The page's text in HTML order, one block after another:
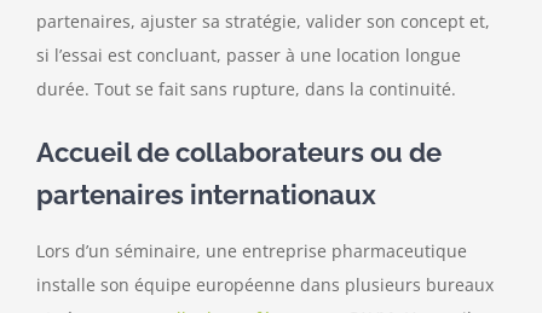
partenaires, ajuster sa stratégie, valider son concept et,
si l’essai est concluant, passer à une location longue
durée. Tout se fait sans rupture, dans la continuité.
Accueil de collaborateurs ou de
partenaires internationaux
Lors d’un séminaire, une entreprise pharmaceutique
installe son équipe européenne dans plusieurs bureaux